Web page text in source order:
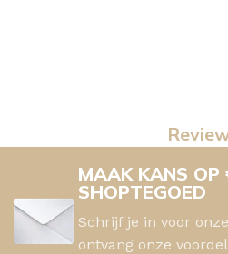
MAAK KANS OP
SHOPTEGOED
Schrijf je in voor
ontvang onze